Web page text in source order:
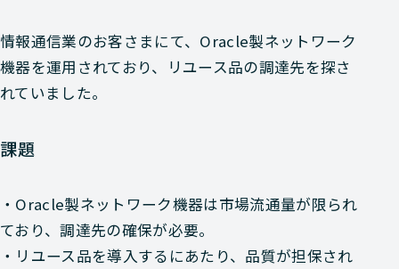
情報通信業のお客さまにて、Oracle製ネットワーク
機器を運用されており、リユース品の調達先を探さ
れていました。
課題
・Oracle製ネットワーク機器は市場流通量が限られ
ており、調達先の確保が必要。
・リユース品を導入するにあたり、品質が担保され